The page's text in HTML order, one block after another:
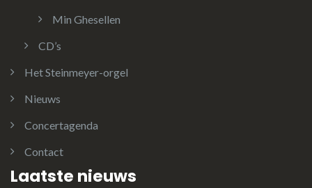
Min Ghesellen
CD’s
Het Steinmeyer-orgel
Nieuws
Concertagenda
Contact
Laatste nieuws